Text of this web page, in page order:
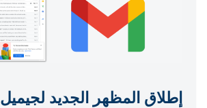
إطلاق المظهر الجديد لجيميل